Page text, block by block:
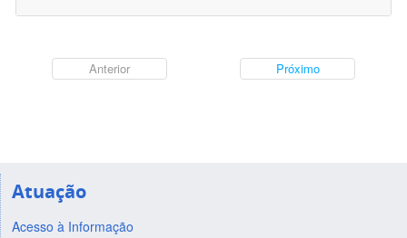
Anterior Próximo
Atuação
Acesso à Informação